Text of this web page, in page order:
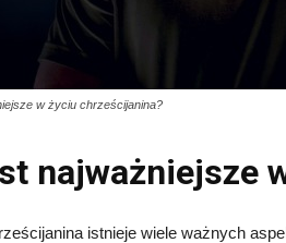
w życiu chrześcijanina?
najważniejsze
istnieje wiele ważnych